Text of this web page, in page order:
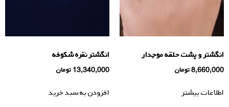
انگشتر و پشت حلقه موجدار
8,660,000تومان
اطلاعات بیشتر
انگشتر نقره شکوفه
13,340,000 تومان
افزودن به سبد خرید